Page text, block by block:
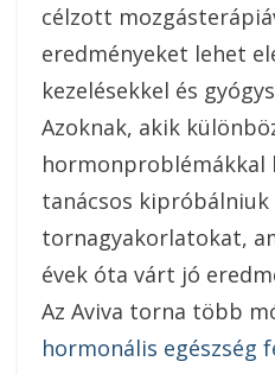
célzott
eredményeket lehet
kezelésekkel és
Azoknak, akik
hormonproblémákkal
tanácsos kipróbálniuk
tornagyakorlatokat,
évek óta várt jó
Az Aviva torna több
hormonális egészség